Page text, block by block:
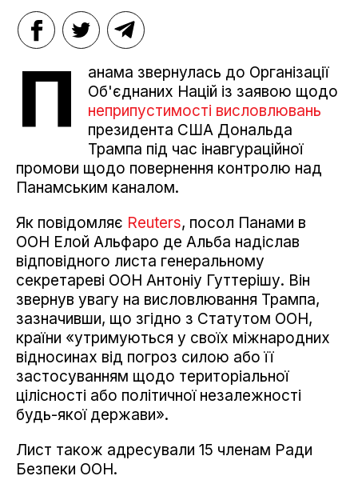
П
анама звернулась до Організації
Об'єднаних Націй із заявою щодо
неприпустимості висловлювань
президента США Дональда
Трампа під час інавгураційної
промови щодо повернення контролю над
Панамським каналом.
Як повідомляє Reuters, посол Панами в
ООН Елой Альфаро де Альба надіслав
відповідного листа генеральному
секретареві ООН Антоніу Гуттерішу. Він
звернув увагу на висловлювання Трампа,
зазначивши, що згідно з Статутом ООН,
країни «утримуються у своїх міжнародних
відносинах від погроз силою або її
застосуванням щодо територіальної
цілісності або політичної незалежності
будь-якої держави».
Лист також адресували 15 членам Ради
Безпеки ООН.